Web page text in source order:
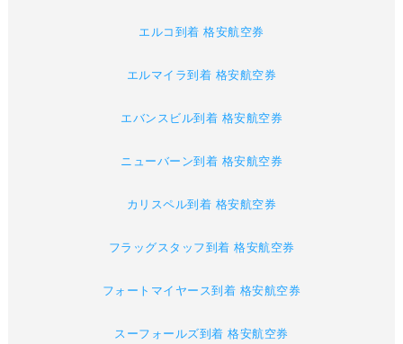
エルコ到着 格安航空券
エルマイラ到着 格安航空券
エバンスビル到着 格安航空券
ニューバーン到着 格安航空券
カリスペル到着 格安航空券
フラッグスタッフ到着 格安航空券
フォートマイヤース到着 格安航空券
スーフォールズ到着 格安航空券